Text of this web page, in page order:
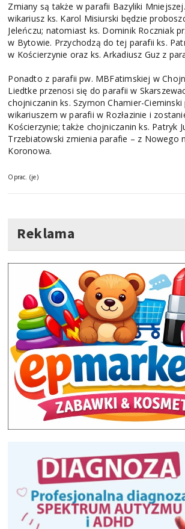
Zmiany są także w parafii Bazyliki
wikariusz ks. Karol Misiurski będzie
Jeleńczu; natomiast ks. Dominik Roczniak
w Bytowie. Przychodzą do tej parafii ks.
w Kościerzynie oraz ks. Arkadiusz Guz z
Ponadto z parafii pw. MBFatimskiej w
Liedtke przenosi się do parafii w
chojniczanin ks. Szymon Chamier-
wikariuszem w parafii w Rozłazinie i
Kościerzynie; także chojniczanin ks. Patryk
Trzebiatowski zmienia parafie – z Nowego
Koronowa.
Oprac. (je)
Reklama